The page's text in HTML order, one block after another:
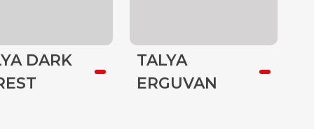
DARK
TALYA
ERGUVAN